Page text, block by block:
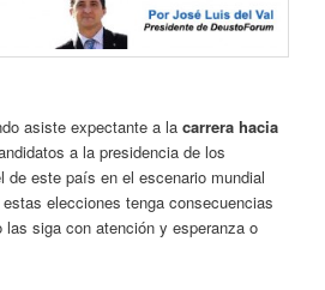
asiste expectante a lacarrera hacia
a la presidencia de los
de este país en el escenario mundial
elecciones tenga consecuencias
siga con atención y esperanza o